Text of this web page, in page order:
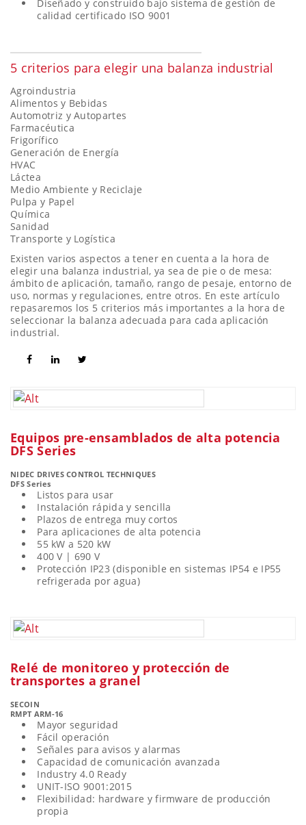
Diseñado y construido bajo sistema de gestión de
calidad certificado ISO 9001
5 criterios para elegir una balanza industrial
Agroindustria
Alimentos y Bebidas
Automotriz y Autopartes
Farmacéutica
Frigorífico
Generación de Energía
HVAC
Láctea
Medio Ambiente y Reciclaje
Pulpa y Papel
Química
Sanidad
Transporte y Logística
Existen varios aspectos a tener en cuenta a la hora de
elegir una balanza industrial, ya sea de pie o de mesa:
ámbito de aplicación, tamaño, rango de pesaje, entorno de
uso, normas y regulaciones, entre otros. En este artículo
repasaremos los 5 criterios más importantes a la hora de
seleccionar la balanza adecuada para cada aplicación
industrial.
Equipos pre-ensamblados de alta potencia
DFS Series
NIDEC DRIVES CONTROL TECHNIQUES
DFS Series
Listos para usar
Instalación rápida y sencilla
Plazos de entrega muy cortos
Para aplicaciones de alta potencia
55 kW a 520 kW
400 V | 690 V
Protección IP23 (disponible en sistemas IP54 e IP55
refrigerada por agua)
Relé de monitoreo y protección de
transportes a granel
SECOIN
RMPT ARM-16
Mayor seguridad
Fácil operación
Señales para avisos y alarmas
Capacidad de comunicación avanzada
Industry 4.0 Ready
UNIT-ISO 9001:2015
Flexibilidad: hardware y firmware de producción
propia